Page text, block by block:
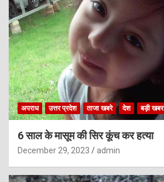
अपराध उत्तर प्रदेश ताजा खबरे देश बड़ी खबर
6 साल के मासूम की सिर कूंच कर हत्या
December 29, 2023 admin